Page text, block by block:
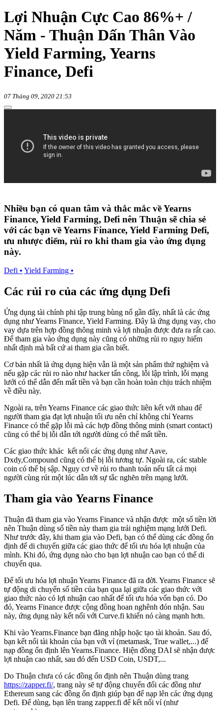
Lợi Nhuận Cực Cao 86%+ /
Năm - Thuận Dấn Thân Vào
Yield Farming, Yearns
Finance, Defi
07 Tháng 09, 2020 21:53
Nhiều bạn có quan tâm và thắc mắc về Yearns
Finance, Yield Farming, Defi nên Thuận sẽ chia sẻ
với các bạn về Yearns Finance, Yield Farming Defi,
ưu nhược điểm, rủi ro khi tham gia vào ứng dụng
này.
Defi • Yield Farming •
Các rủi ro của các ứng dụng Defi
Ứng dụng tài chính phi tập trung bùng nổ gần đây, nhất là các ứng
dụng như Yearns Finance, Yield Farming. Đây là ứng dụng vay, cho
vay dựa trên hợp đồng thông minh và lợi nhuận được đưa ra rất cao.
Để tham gia vào ứng dụng này cũng có những rủi ro nguy hiểm
nhất định mà bất cứ ai tham gia cần biết.
Cơ bản nhất là ứng dụng hiện vẫn là một sản phẩm thử nghiệm và
nếu gặp các rủi ro nào như hacker tấn công, lỗi lập trình, lỗi mạng
lưới có thể dẫn đến mất tiền và bạn cần hoàn toàn chịu trách nhiệm
về điều này.
Ngoài ra, trên Yearns Finance các giao thức liên kết với nhau để
người tham gia đạt lợi nhuận tối ưu nên chỉ không chỉ Yearns
Finance có thể gặp lỗi mà các hợp đồng thông minh (smart contact)
cũng có thể bị lỗi dẫn tới người dùng có thể mất tiền.
Các giao thức khác kết nối các ứng dụng như Aave,
Dxdy,Compound cũng có thể bị lỗi tương tự. Ngoài ra, các stable
coin có thể bị sập. Nguy cơ về rủi ro thanh toán nếu tất cả mọi
người cùng rút một lúc dẫn tới sự tắc nghẽn trên mạng lưới.
Tham gia vào Yearns Finance
Thuận đã tham gia vào Yearns Finance và nhận được một số tiền lời
nên Thuận dùng số tiền này tham gia trải nghiệm mạng lưới Defi.
Như trước đây, khi tham gia vào Defi, bạn có thể dùng các đồng ổn
định để di chuyển giữa các giao thức để tối ưu hóa lợi nhuận của
mình. Khi đó, ứng dụng nào cho bạn lợi nhuận cao bạn có thể di
chuyển qua.
Để tối ưu hóa lợi nhuận Yearns Finance đã ra đời. Yearns Finance sẽ
tự động di chuyển số tiền của bạn qua lại giữa các giao thức với
giao thức nào có lợi nhuận cao nhất để tối ưu hóa vốn bạn có. Do
đó, Yearns Finance được cộng đồng hoan nghênh đón nhận. Sau
này, ứng dụng này kết nối với Curve.fi khiến nó càng mạnh hơn.
Khi vào Yearns.Finance bạn đăng nhập hoặc tạo tài khoản. Sau đó,
bạn kết nối tài khoản của bạn với ví (metamask, True wallet,...) để
nạp đồng ổn định lên Yearns.Finance. Hiện đồng DAI sẽ nhận được
lợi nhuận cao nhất, sau đó đến USD Coin, USDT,...
Do Thuận chưa có các đồng ổn định nên Thuận dùng trang
https://zapper.fi/, trang này sẽ tự động chuyển đổi các đồng như
Ethereum sang các đồng ổn định giúp bạn để nạp lên các ứng dụng
Defi. Để dùng, bạn lên trang zapper.fi để kết nối ví (như